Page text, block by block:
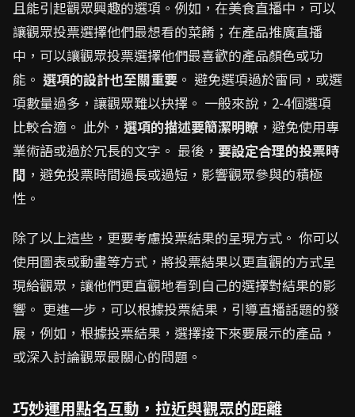
且能引起觀眾興趣的選項。例如，在美食直播中，可以
讓觀眾投票選擇他們最想看的菜餚；在產品推廣直播
中，可以讓觀眾投票選擇他們最喜歡的產品顏色或功
能。 選項的設計也至關重要 。 避免選項過於雷同，或選
項數量過多，讓觀眾難以抉擇。 一般來說，2-4個選項
比較合適。 此外， 選項的描述要簡潔明瞭 ，避免使用專
業術語或過於冗長的文字。 最後， 要設定合理的投票時
間 ，避免投票時間過長或過短，影響觀眾參與的積極
性。
除了以上這些，更要考慮投票結果的呈現方式。 你可以
使用圖表或動畫等方式，將投票結果以更直觀的方式呈
現給觀眾，讓他們更直觀地看到自己的選擇對結果的影
響。 更進一步，可以根據投票結果，引導直播話題的發
展，例如，根據投票結果，選擇接下來要展示的產品，
或深入討論觀眾最關心的問題。
巧妙運用點名互動，拉近與觀眾的距離